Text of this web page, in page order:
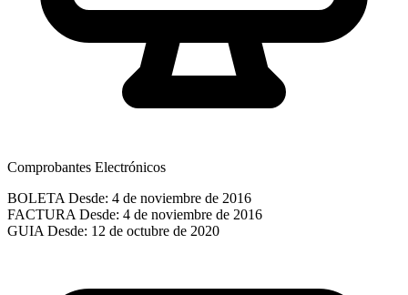
Comprobantes Electrónicos
BOLETA Desde: 4 de noviembre de 2016
FACTURA Desde: 4 de noviembre de 2016
GUIA Desde: 12 de octubre de 2020